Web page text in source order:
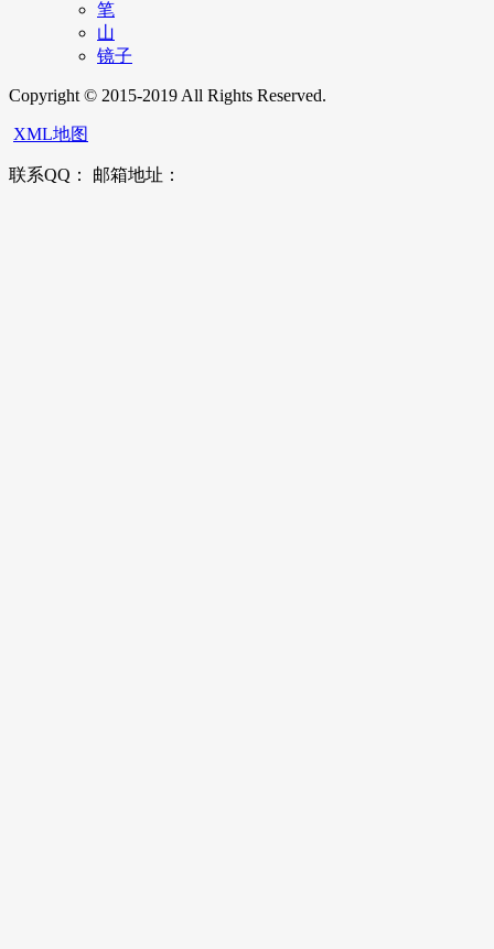
笔
山
镜子
Copyright © 2015-2019 All Rights Reserved.
XML地图
联系QQ： 邮箱地址：